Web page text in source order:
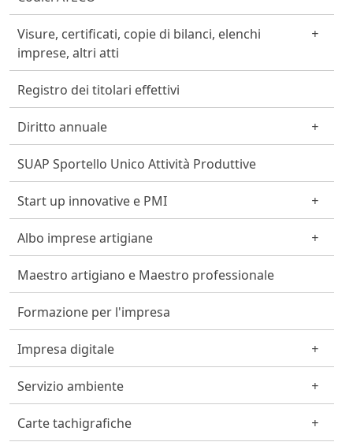
Visure, certificati, copie di bilanci, elenchi
imprese, altri atti
Registro dei titolari effettivi
Diritto annuale
SUAP Sportello Unico Attività Produttive
Start up innovative e PMI
Albo imprese artigiane
Maestro artigiano e Maestro professionale
Formazione per l'impresa
Impresa digitale
Servizio ambiente
Carte tachigrafiche